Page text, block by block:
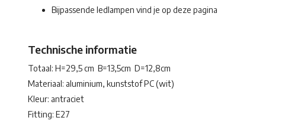
Bijpassende ledlampen vind je op deze pagina
Technische informatie
Totaal: H=29,5 cm B=13,5cm D=12,8cm
Materiaal: aluminium, kunststof PC (wit)
Kleur: antraciet
Fitting: E27